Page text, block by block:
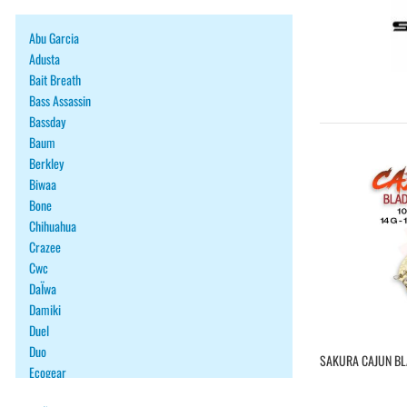
SAKURA CAJUN
Abu Garcia
Adusta
Bait Breath
Bass Assassin
Bassday
Baum
Berkley
Biwaa
Bone
Chihuahua
Crazee
Cwc
DaÏwa
Damiki
Duel
Duo
Ecogear